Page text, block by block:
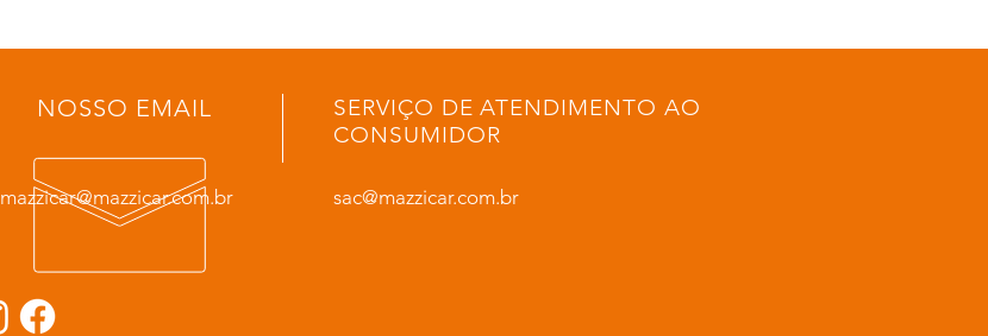
NOSSO EMAIL
mazzicar@mazzicar.com.br
SERVIÇO DE ATENDIMENTO AO
CONSUMIDOR
sac@mazzicar.com.br